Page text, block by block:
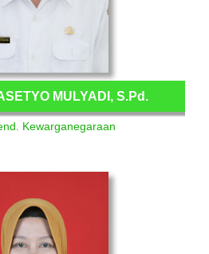
MULYADI, S.Pd.
Kewarganegaraan